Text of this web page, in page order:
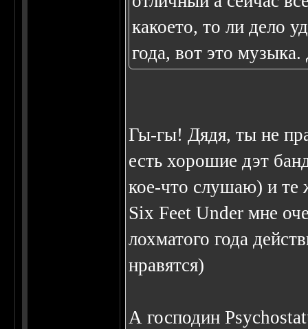
какоето, то ли дело
года, вот это музыка.
Гы-гы! Дядя, ты не
есть хорошие дэт
кое-что слушаю) и
Six Feet Under мне
лохматого года
нравятся)
А господин